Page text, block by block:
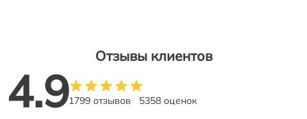
Отзывы клиентов
4.91799 отзывов 5358 оценок